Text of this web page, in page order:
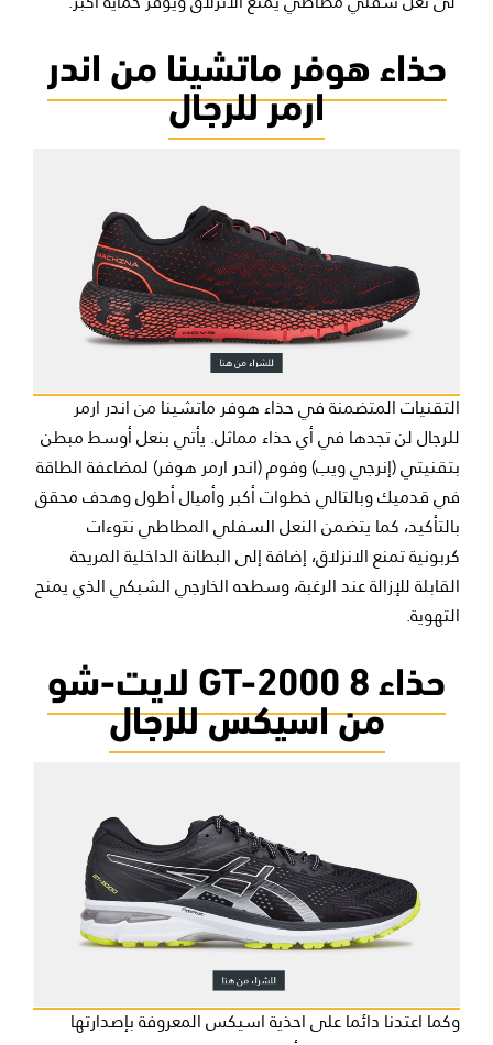
حذاء هوفر ماتشينا من اندر
ارمر للرجال
التقنيات المتضمنة في حذاء هوفر ماتشينا من اندر ارمر
للرجال لن تجدها في أي حذاء مماثل. يأتي بنعل أوسط مبطن
بتقنيتي (إنرجي ويب) وفوم (اندر ارمر هوفر) لمضاعفة الطاقة
في قدميك وبالتالي خطوات أكبر وأميال أطول وهدف محقق
بالتأكيد، كما يتضمن النعل السفلي المطاطي نتوءات
كربونية تمنع الانزلاق، إضافة إلى البطانة الداخلية المريحة
القابلة للإزالة عند الرغبة، وسطحه الخارجي الشبكي الذي يمنح
التهوية.
حذاء GT-2000 8 لايت-شو
من اسيكس للرجال
وكما اعتدنا دائما على احذية اسيكس المعروفة بإصدارتها